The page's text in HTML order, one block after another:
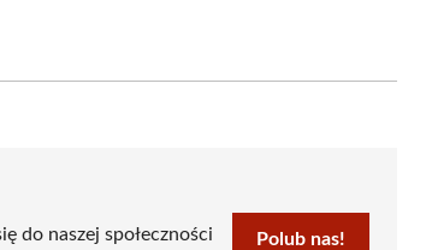
do naszej społeczności
Polub nas!